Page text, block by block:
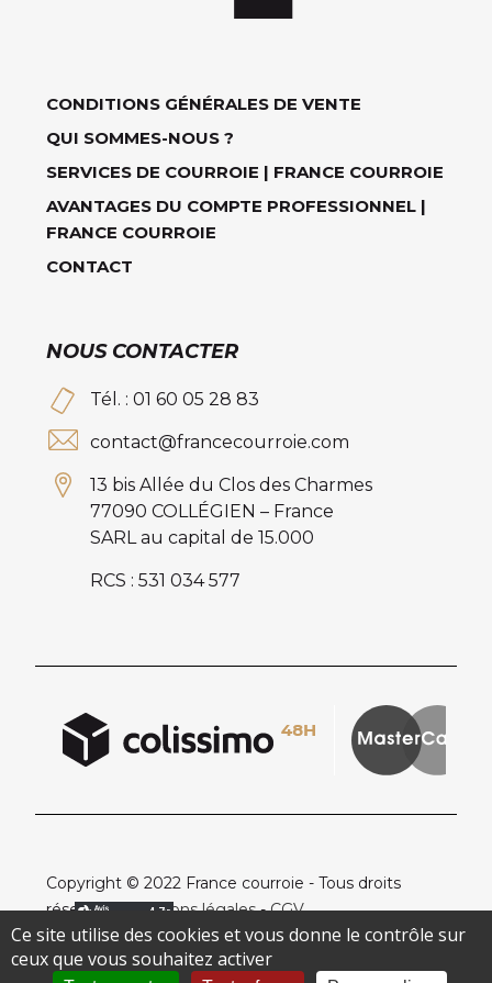
CONDITIONS GÉNÉRALES DE VENTE
QUI SOMMES-NOUS ?
SERVICES DE COURROIE | FRANCE COURROIE
AVANTAGES DU COMPTE PROFESSIONNEL |
FRANCE COURROIE
CONTACT
NOUS CONTACTER
Tél. : 01 60 05 28 83
contact@francecourroie.com
13 bis Allée du Clos des Charmes
77090 COLLÉGIEN – France
SARL au capital de 15.000
RCS : 531 034 577
Copyright © 2022 France courroie - Tous droits
réservés -
Mentions légales-CGV
Création de site internet Pixelys
Ce site utilise des cookies et vous donne le contrôle sur
ceux que vous souhaitez activer